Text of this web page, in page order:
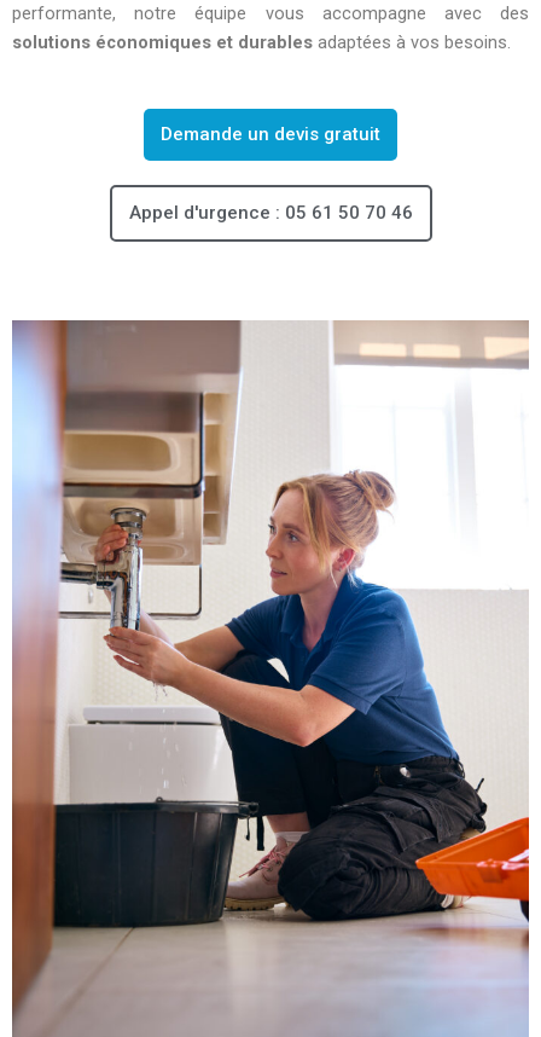
performante, notre équipe vous accompagne avec des
solutions économiques et durables adaptées à vos besoins.
Demande un devis gratuit
Appel d'urgence : 05 61 50 70 46